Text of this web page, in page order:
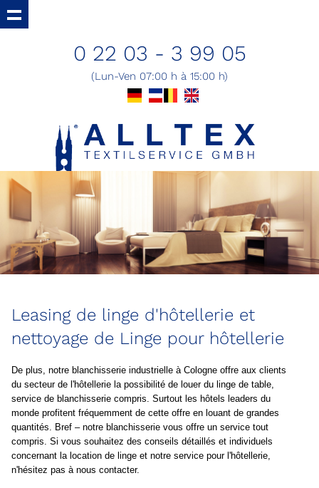
0 22 03 - 3 99 05
(Lun-Ven 07:00 h à 15:00 h)
Leasing de linge d'hôtellerie et
nettoyage de Linge pour hôtellerie
De plus, notre blanchisserie industrielle à Cologne offre aux clients
du secteur de l'hôtellerie la possibilité de louer du linge de table,
service de blanchisserie compris. Surtout les hôtels leaders du
monde profitent fréquemment de cette offre en louant de grandes
quantités. Bref – notre blanchisserie vous offre un service tout
compris. Si vous souhaitez des conseils détaillés et individuels
concernant la location de linge et notre service pour l'hôtellerie,
n'hésitez pas à nous contacter.